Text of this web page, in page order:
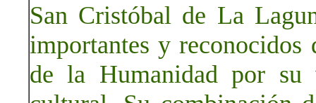
San Cristóbal de La
importantes y reconocidos
de la Humanidad por su